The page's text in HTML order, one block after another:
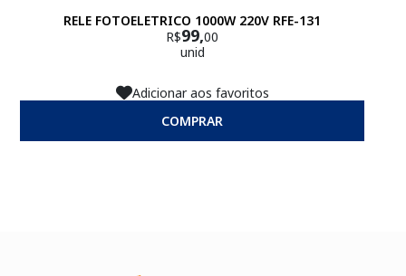
RELE FOTOELETRICO 1000W 220V RFE-131
R$99,00
unid
Adicionar aos favoritos
COMPRAR